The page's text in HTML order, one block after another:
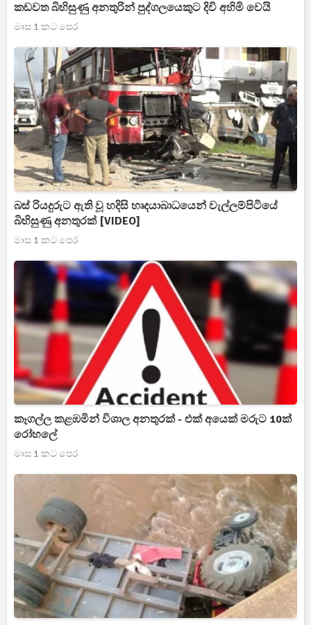
කඩවත බිහිසුණු අනතුරින් පුද්ගලයෙකුට දිවි අහිමි වෙයි
මාස 1 කට පෙර
බස් රියදුරුට ඇති වූ හදිසි හෘදයාබාධයෙන් වැල්ලම්පිටියේ
බිහිසුණු අනතුරක් [VIDEO]
මාස 1 කට පෙර
කෑගල්ල කළඹමින් විශාල අනතුරක් - එක් අයෙක් මරුට 10ක්
රෝහලේ
මාස 1 කට පෙර